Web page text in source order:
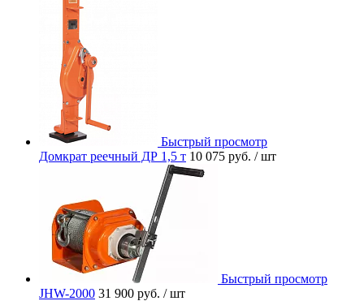
Быстрый просмотр
Домкрат реечный ДР 1,5 т 10 075 руб. / шт
Быстрый просмотр
JHW-2000 31 900 руб. / шт